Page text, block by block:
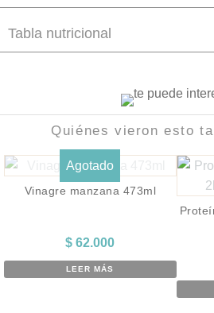
Tabla nutricional
Quiénes vieron esto
Agotado
Vinagre manzana 473ml
$ 62.000
LEER MÁS